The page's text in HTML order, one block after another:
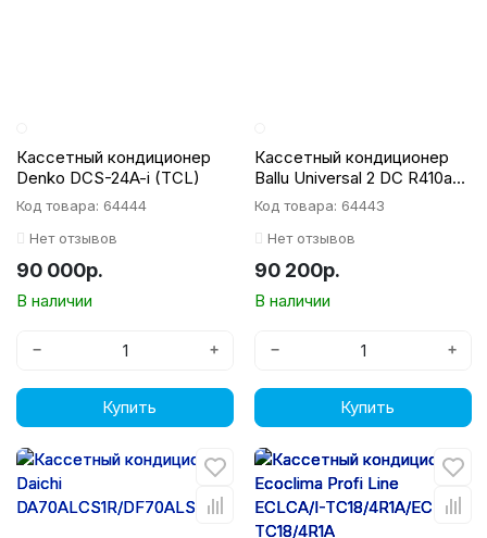
Кассетный кондиционер
Denko DCS-24A-i (TCL)
Код товара: 64444
Нет отзывов
90 000р.
В наличии
− +
Купить
Кассетный кондиционер
Ballu Universal 2 DC R410a
BLCI_C-18HN1_24Y
Код товара: 64443
Нет отзывов
90 200р.
В наличии
− +
Купить